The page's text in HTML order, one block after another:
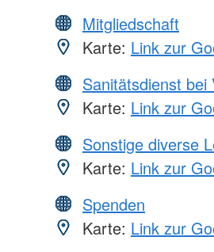
Mitgliedschaft
Karte: Link zur
Sanitätsdienst bei
Karte: Link zur
Sonstige diverse
Karte: Link zur
Spenden
Karte: Link zur